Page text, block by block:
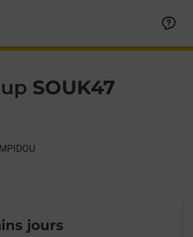
SOUK47
jours